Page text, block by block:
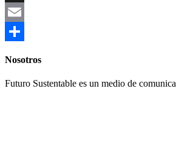
Link
X
Email
Nosotros
Futuro Sustentable es un medio de